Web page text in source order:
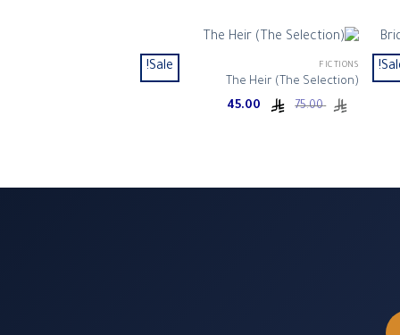
Sale! FICTIONS
The Heir (The Selection)
75.00
Original
price